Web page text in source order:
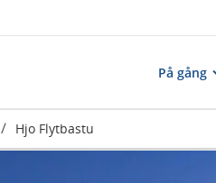
På gång
/ Hjo Flytbastu